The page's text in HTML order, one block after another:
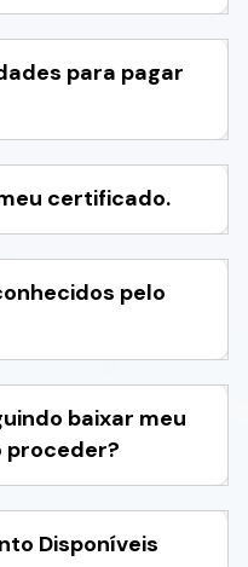
para pagar
certificado.
pelo
baixar meu
proceder?
Disponíveis